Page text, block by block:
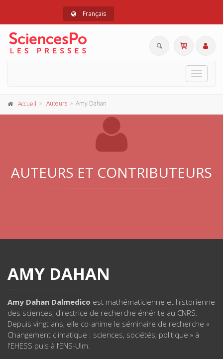
Français
Toggle
Accueil Auteurs Amy Dahan
AUTEURS ET CONTRIBUTEURS
AMY DAHAN
Amy Dahan Dalmedico est mathématicienne et historienne
des sciences, directrice de recherche émérite au CNRS.
Depuis vingt ans, elle co-anime le séminaire de recherche «
Changement climatique : sciences, sociétés, politique » à
l'EHESS puis à l’ENS-Ulm.